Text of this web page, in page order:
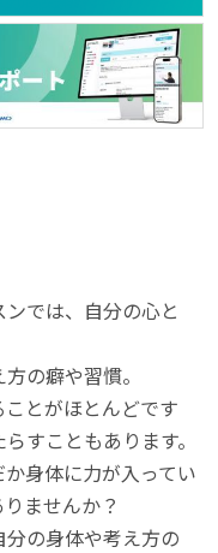
では、自分の心と
の癖や習慣。
とがほとんどです
すこともあります。
身体に力が入ってい
ませんか？
の身体や考え方の